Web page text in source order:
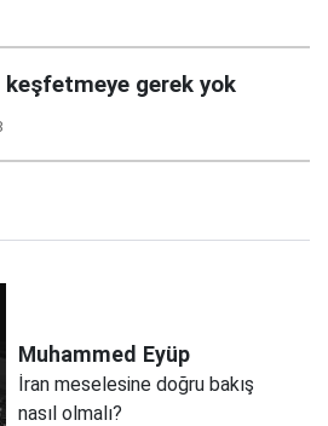
keşfetmeye gerek yok
Muhammed Eyüp
İran meselesine doğru bakış
nasıl olmalı?